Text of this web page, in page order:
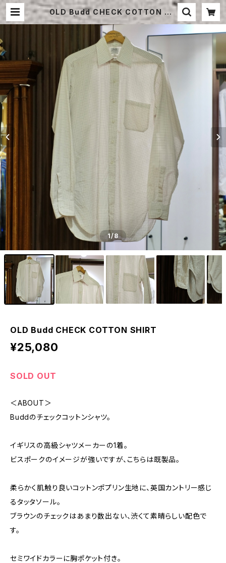
OLD Budd CHECK COTTON SH
IRT | STRAYSHEEP ONLINE
1/8
OLD Budd CHECK COTTON SHIRT
¥25,080
SOLD OUT
＜ABOUT＞
Buddのチェックコットンシャツ。
イギリスの高級シャツメーカーの1着。
ビスポークのイメージが強いですが、こちらは既製品。
柔らかく肌触り良いコットンポプリン生地に、英国カントリー感じ
るタッタソール。
ブラウンのチェックはあまり数出ない、渋くて素晴らしい配色で
す。
セミワイドカラーに胸ポケット付き。